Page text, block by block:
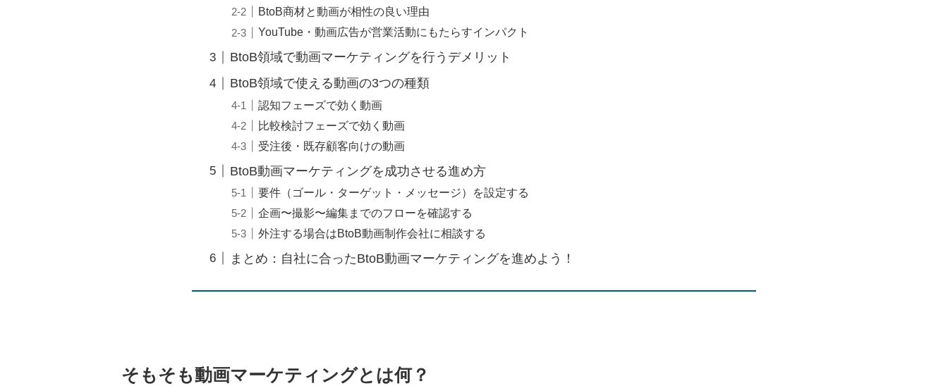
BtoB商材と動画が相性の良い理由
YouTube・動画広告が営業活動にもたらすインパクト
BtoB領域で動画マーケティングを行うデメリット
BtoB領域で使える動画の3つの種類
認知フェーズで効く動画
比較検討フェーズで効く動画
受注後・既存顧客向けの動画
BtoB動画マーケティングを成功させる進め方
要件（ゴール・ターゲット・メッセージ）を設定する
企画〜撮影〜編集までのフローを確認する
外注する場合はBtoB動画制作会社に相談する
まとめ：自社に合ったBtoB動画マーケティングを進めよう！
そもそも動画マーケティングとは何？